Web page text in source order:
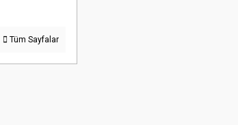
Tüm Sayfalar